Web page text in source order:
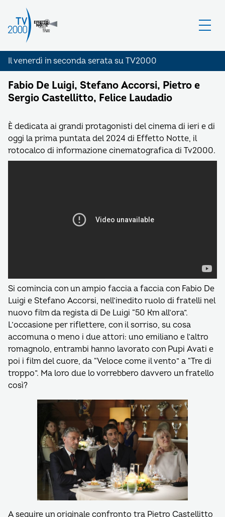
Il venerdì in seconda serata su TV2000
Fabio De Luigi, Stefano Accorsi, Pietro e
Sergio Castellitto, Felice Laudadio
È dedicata ai grandi protagonisti del cinema di ieri e di
oggi la prima puntata del 2024 di Effetto Notte, il
rotocalco di informazione cinematografica di Tv2000.
Si comincia con un ampio faccia a faccia con Fabio De
Luigi e Stefano Accorsi, nell’inedito ruolo di fratelli nel
nuovo film da regista di De Luigi “50 Km all’ora”.
L’occasione per riflettere, con il sorriso, su cosa
accomuna o meno i due attori: uno emiliano e l’altro
romagnolo, entrambi hanno lavorato con Pupi Avati e
poi i film del cuore, da “Veloce come il vento” a “Tre di
troppo”. Ma loro due lo vorrebbero davvero un fratello
così?
A seguire un originale confronto tra Pietro Castellitto